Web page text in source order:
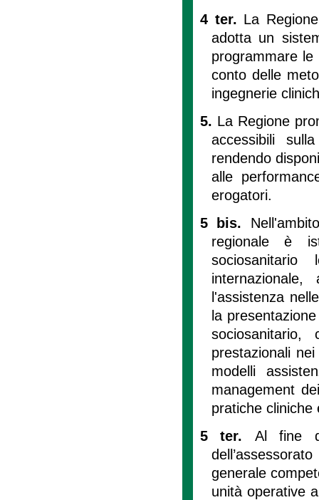
4 ter. La
adotta un
programmare
conto delle
ingegnerie
5. La Regione
accessibili
rendendo
alle
erogatori.
5 bis.
regionale è
l'assistenza
la
prestazionali
modelli
management
pratiche
5 ter. Al fine
generale
unità operative